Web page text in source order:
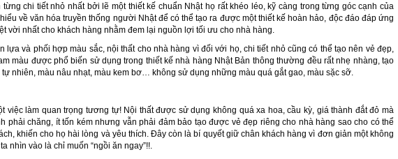
chi tiết nhỏ nhất bởi lẽ một thiết kế chuẩn Nhật họ rất khéo léo, kỹ càng trong từng góc cạnh của
về văn hóa truyền thống người Nhật để có thể tạo ra được một thiết kế hoàn hảo, độc đáo đáp ứng
vời nhất cho khách hàng nhằm đem lại nguồn lợi tối ưu cho nhà hàng.
lựa và phối hợp màu sắc, nội thất cho nhà hàng vì đối với họ, chi tiết nhỏ cũng có thể tạo nên vẻ đẹp,
màu được phổ biến sử dụng trong thiết kế nhà hàng Nhật Bản thông thường đều rất nhẹ nhàng, tạo
nhiên, màu nâu nhạt, màu kem bơ… không sử dụng những màu quá gắt gao, màu sặc sỡ.
việc làm quan trọng tương tự! Nội thất được sử dụng không quá xa hoa, cầu kỳ, giá thành đắt đỏ mà
phải chăng, ít tốn kém nhưng vẫn phải đảm bảo tạo được vẻ đẹp riêng cho nhà hàng sao cho có thể
khiến cho họ hài lòng và yêu thích. Đây còn là bí quyết giữ chân khách hàng vì đơn giản một không
nhìn vào là chỉ muốn “ngồi ăn ngay”!!.